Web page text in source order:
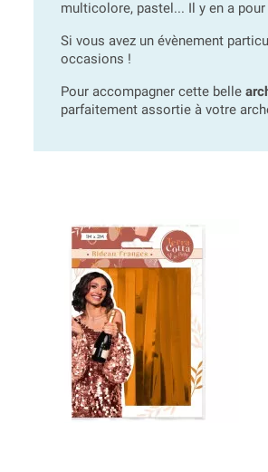
multicolore, pastel... Il y en a
Si vous avez un évènement
occasions !
Pour accompagner cette belle
parfaitement assortie à votre